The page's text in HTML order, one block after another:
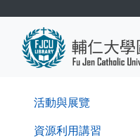
活動與展覽
資源利用講習